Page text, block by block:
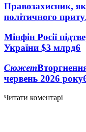
Правозахисник,
політичного
Мінфін Росії
України $3 млрд6
Сюжет
червень 2026 року
Читати коментарі